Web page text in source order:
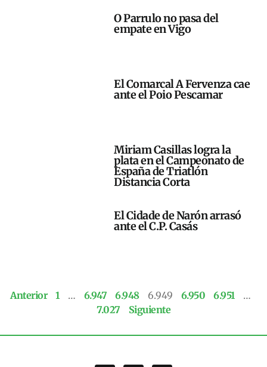
O Parrulo no pasa del
empate en Vigo
El Comarcal A Fervenza cae
ante el Poio Pescamar
Miriam Casillas logra la
plata en el Campeonato de
España de Triatlón
Distancia Corta
El Cidade de Narón arrasó
ante el C.P. Casás
Anterior 1 … 6.947 6.948 6.949 6.950 6.951
…
7.027
Siguiente